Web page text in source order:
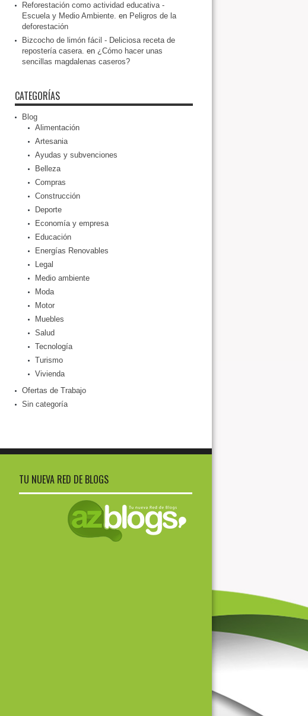
Reforestación como actividad educativa -
Escuela y Medio Ambiente. en Peligros de la
deforestación
Bizcocho de limón fácil - Deliciosa receta de
repostería casera. en ¿Cómo hacer unas
sencillas magdalenas caseros?
CATEGORÍAS
Blog
Alimentación
Artesania
Ayudas y subvenciones
Belleza
Compras
Construcción
Deporte
Economía y empresa
Educación
Energías Renovables
Legal
Medio ambiente
Moda
Motor
Muebles
Salud
Tecnología
Turismo
Vivienda
Ofertas de Trabajo
Sin categoría
TU NUEVA RED DE BLOGS